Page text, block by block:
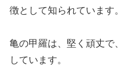
徴として知られています。
亀の甲羅は、堅く頑丈で
しています。